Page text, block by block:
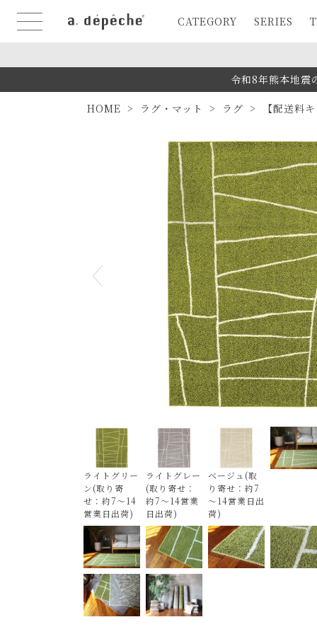
CATEGORY SERIES
令和8年熊本地震
HOME ラグ・マット ラグ 【配送料
ライトグリー
ン(取り寄
せ：約7～14
営業日出荷)
ライトグレー
(取り寄せ：
約7～14営業
日出荷)
ベージュ(取
り寄せ：約7
～14営業日出
荷)